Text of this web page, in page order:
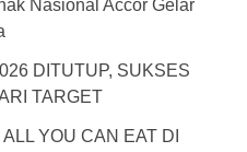
Nasional Accor Gelar
DITUTUP, SUKSES
TARGET
ALL YOU CAN EAT DI